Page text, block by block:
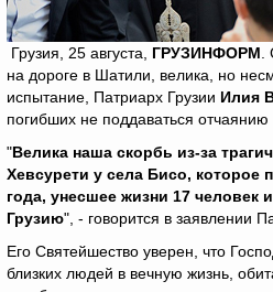
Грузия, 25 августа, ГРУЗИНФОРМ
на дороге в Шатили, велика, но
испытание, Патриарх Грузии Илия
погибших не поддаваться отчаянию
"Велика наша скорбь из-за
Хевсурети у села Бисо, которое
года, унесшее жизни 17 человек
Грузию", - говорится в заявлении
Его Святейшество уверен, что
близких людей в вечную жизнь,